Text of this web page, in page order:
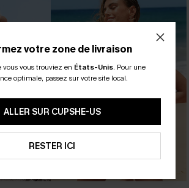
votre zone de livraison
vous vous trouviez en États-Unis. Pour une
optimale, passez sur votre site local.
ALLER SUR CUPSHE-US
RESTER ICI